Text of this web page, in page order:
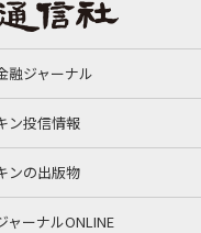
融ジャーナル
ン投信情報
ンの出版物
ャーナルONLINE